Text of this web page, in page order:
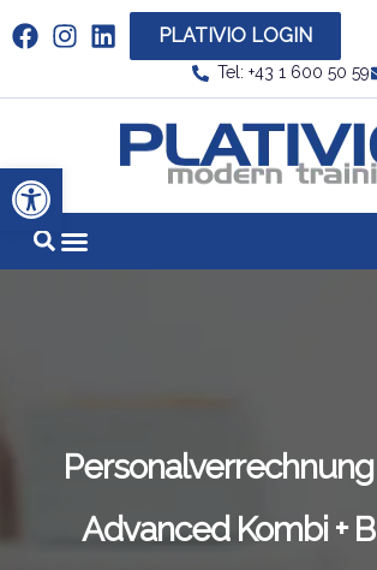
Werkzeugleiste
Link zu https://
PLATIVIO LOGIN
Tel: +43 1 600 50 59
Personalverrechnung
Advanced Kombi +